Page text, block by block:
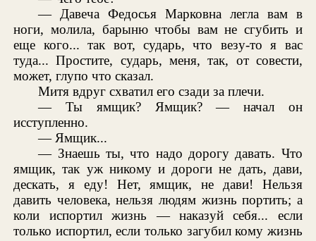
— Давеча Федосья Марковна легла вам в
ноги, молила, барыню чтобы вам не сгубить и
еще кого... так вот, сударь, что везу-то я вас
туда... Простите, сударь, меня, так, от совести,
может, глупо что сказал.
Митя вдруг схватил его сзади за плечи.
— Ты ямщик? Ямщик? — начал он
исступленно.
— Ямщик...
— Знаешь ты, что надо дорогу давать. Что
ямщик, так уж никому и дороги не дать, дави,
дескать, я еду! Нет, ямщик, не дави! Нельзя
давить человека, нельзя людям жизнь портить; а
коли испортил жизнь — наказуй себя... если
только испортил, если только загубил кому жизнь